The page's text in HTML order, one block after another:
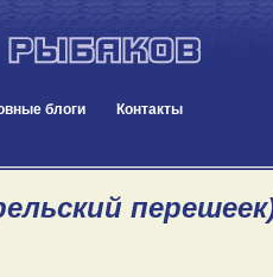
блоги Контакты
перешеек)